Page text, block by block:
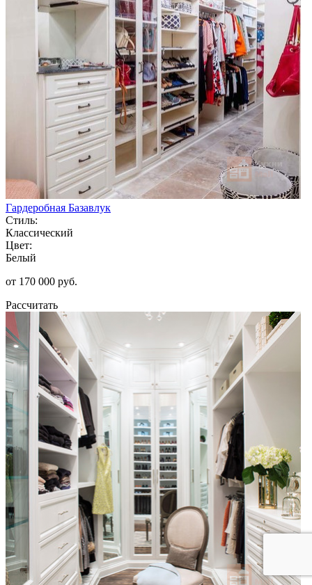
Гардеробная Базавлук
Стиль:
Классический
Цвет:
Белый
от 170 000 руб.
Рассчитать